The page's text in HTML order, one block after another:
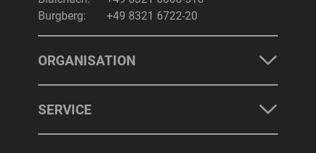
Burgberg:
+49 8321 6722-20
ORGANISATION
SERVICE